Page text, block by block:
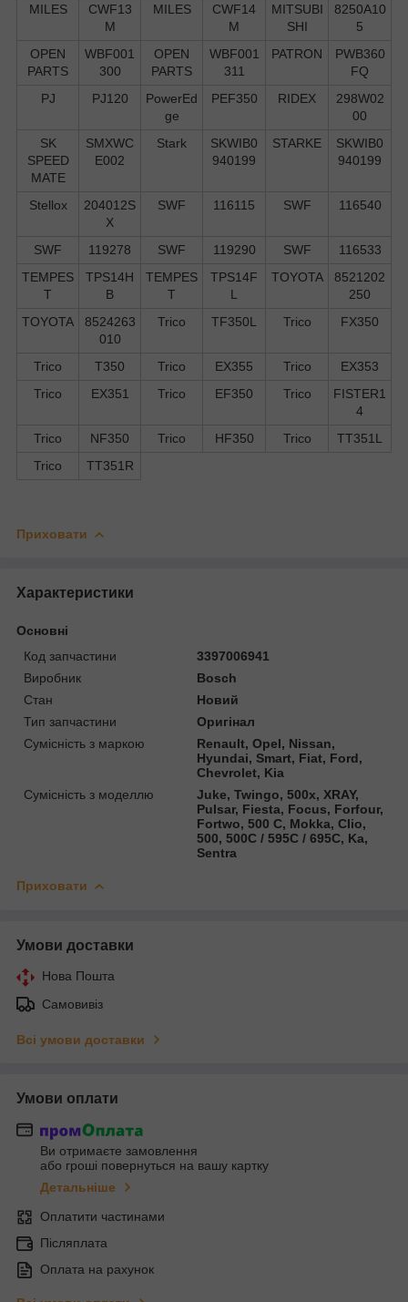
MILES
CWF13
M
MILES
CWF14
M
MITSUBI
SHI
8250A10
5
OPEN
PARTS
WBF001
300
OPEN
PARTS
WBF001
311
PATRON
PWB360
FQ
PJ
PJ120
PowerEd
ge
PEF350 RIDEX
298W02
00
SK
SPEED
MATE
SMXWC
E002
Stark
SKWIB0
940199
STARKE
SKWIB0
940199
Stellox
204012S
X
SWF 116115 SWF 116540
SWF 119278 SWF 119290 SWF
116533
TEMPES
T
TPS14H
B
TEMPES
T
TPS14F
L
TOYOTA
8521202
250
TOYOTA
8524263
010
Trico TF350L Trico FX350
Trico T350 Trico EX355 Trico
EX353
Trico
EX351 Trico EF350 Trico
FISTER1
4
Trico
NF350 Trico HF350 Trico
TT351L
Trico
TT351R
Приховати
Характеристики
Основні
Код запчастини
3397006941
Виробник
Bosch
Стан
Новий
Тип запчастини
Оригінал
Сумісність з маркою
Renault, Opel, Nissan,
Hyundai, Smart, Fiat, Ford,
Chevrolet, Kia
Сумісність з моделлю
Juke, Twingo, 500x, XRAY,
Pulsar, Fiesta, Focus, Forfour,
Fortwo, 500 C, Mokka, Clio,
500, 500C / 595C / 695C, Ka,
Sentra
Приховати
Умови доставки
Нова Пошта
Самовивіз
Всі умови доставки
Умови оплати
Ви отримаєте замовлення
або гроші повернуться на вашу картку
Детальніше
Оплатити частинами
Післяплата
Оплата на рахунок